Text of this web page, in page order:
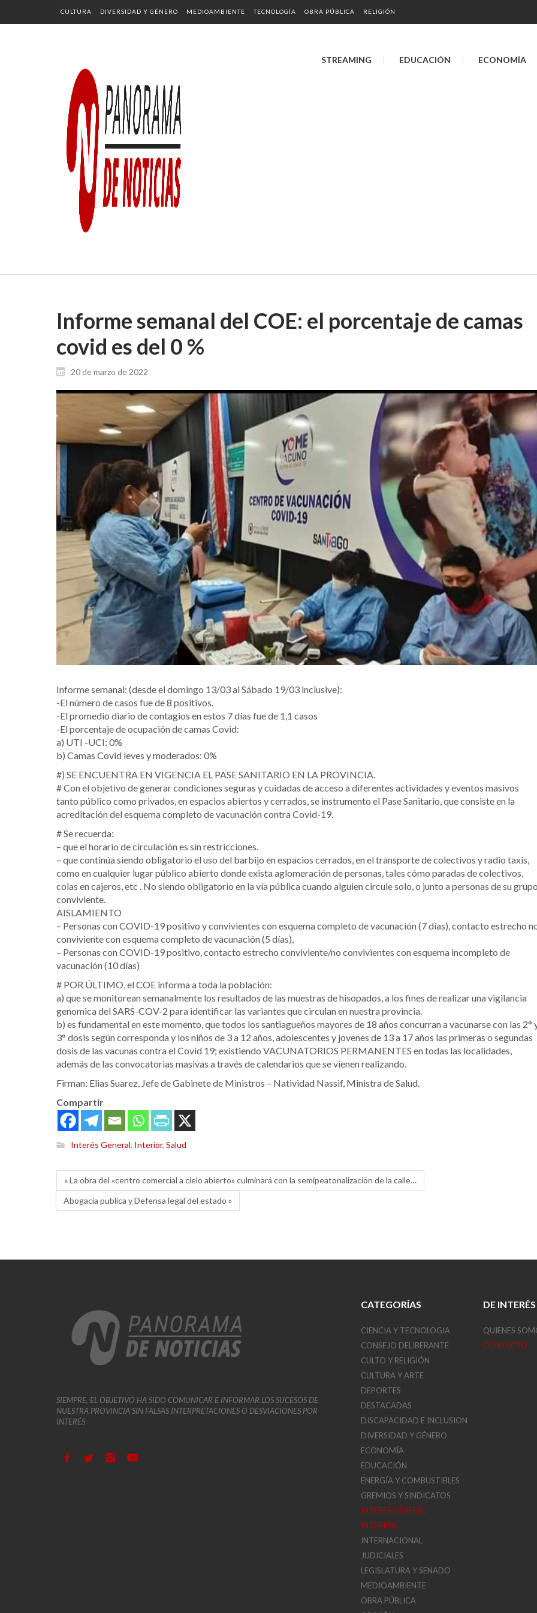
CULTURA DIVERSIDAD Y GÉNERO MEDIOAMBIENTE TECNOLOGÍA OBRA PÚBLICA RELIGIÓN
STREAMING EDUCACIÓN ECONOMÍA
Informe semanal del COE: el porcentaje de camas
covid es del 0 %
20 de marzo de 2022
Informe semanal: (desde el domingo 13/03 al Sábado 19/03 inclusive):
-El número de casos fue de 8 positivos.
-El promedio diario de contagios en estos 7 días fue de 1,1 casos
-El porcentaje de ocupación de camas Covid:
a) UTI -UCI: 0%
b) Camas Covid leves y moderados: 0%
#) SE ENCUENTRA EN VIGENCIA EL PASE SANITARIO EN LA PROVINCIA.
# Con el objetivo de generar condiciones seguras y cuidadas de acceso a diferentes actividades y eventos masivos
tanto público como privados, en espacios abiertos y cerrados, se instrumento el Pase Sanitario, que consiste en la
acreditación del esquema completo de vacunación contra Covid-19.
# Se recuerda:
– que el horario de circulación es sin restricciones.
– que continúa siendo obligatorio el uso del barbijo en espacios cerrados, en el transporte de colectivos y radio taxis,
como en cualquier lugar público abierto donde exista aglomeración de personas, tales cómo paradas de colectivos,
colas en cajeros, etc . No siendo obligatorio en la vía pública cuando alguien circule solo, o junto a personas de su grupo
conviviente.
AISLAMIENTO
– Personas con COVID-19 positivo y convivientes con esquema completo de vacunación (7 días), contacto estrecho
conviviente con esquema completo de vacunación (5 días),
– Personas con COVID-19 positivo, contacto estrecho conviviente/no convivientes con esquema incompleto de
vacunación (10 días)
# POR ÚLTIMO, el COE informa a toda la población:
a) que se monitorean semanalmente los resultados de las muestras de hisopados, a los fines de realizar una vigilancia
genomica del SARS-COV-2 para identificar las variantes que circulan en nuestra provincia.
b) es fundamental en este momento, que todos los santiagueños mayores de 18 años concurran a vacunarse con las 2°
3° dosis según corresponda y los niños de 3 a 12 años, adolescentes y jovenes de 13 a 17 años las primeras o segundas
dosis de las vacunas contra el Covid 19; existiendo VACUNATORIOS PERMANENTES en todas las localidades,
además de las convocatorias masivas a través de calendarios que se vienen realizando.
Firman: Elias Suarez, Jefe de Gabinete de Ministros – Natividad Nassif, Ministra de Salud.
Compartir
Interés General, Interior, Salud
« La obra del «centro comercial a cielo abierto» culminará con la semipeatonalización de la calle…
Abogacia publica y Defensa legal del estado »
SIEMPRE, EL OBJETIVO HA SIDO COMUNICAR E INFORMAR LOS SUCESOS DE
NUESTRA PROVINCIA SIN FALSAS INTERPRETACIONES O DESVIACIONES POR
INTERÉS
CATEGORÍAS
CIENCIA Y TECNOLOGIA
CONSEJO DELIBERANTE
CULTO Y RELIGIÓN
CULTURA Y ARTE
DEPORTES
DESTACADAS
DISCAPACIDAD E INCLUSION
DIVERSIDAD Y GÉNERO
ECONOMÍA
EDUCACIÓN
ENERGÍA Y COMBUSTIBLES
GREMIOS Y SINDICATOS
INTERÉS GENERAL
INTERIOR
INTERNACIONAL
JUDICIALES
LEGISLATURA Y SENADO
MEDIOAMBIENTE
OBRA PÚBLICA
DE INTERÉS
QUIENES
CONTACTO